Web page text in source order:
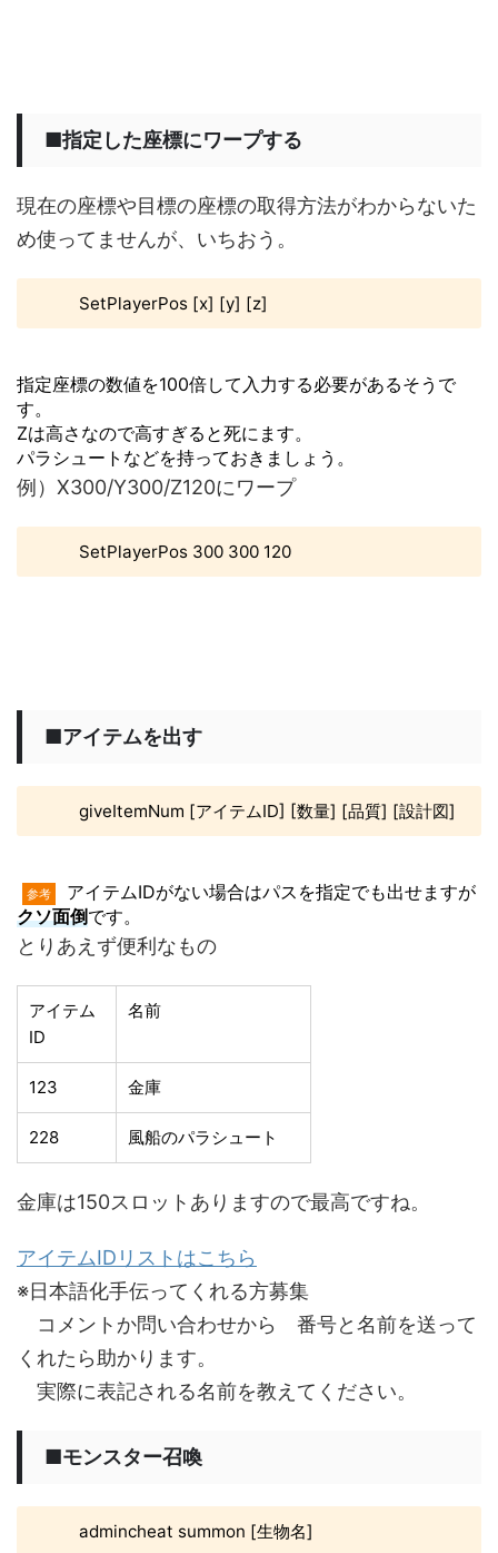
■指定した座標にワープする
現在の座標や目標の座標の取得方法がわからないた
め使ってませんが、いちおう。
SetPlayerPos [x] [y] [z]
指定座標の数値を100倍して入力する必要があるそうで
す。
Zは高さなので高すぎると死にます。
パラシュートなどを持っておきましょう。
例）X300/Y300/Z120にワープ
SetPlayerPos 300 300 120
■アイテムを出す
giveItemNum [アイテムID] [数量] [品質] [設計図]
参考
アイテムIDがない場合はパスを指定でも出せますが
クソ面倒です。
とりあえず便利なもの
アイテム
ID
名前
123 金庫
228 風船のパラシュート
金庫は150スロットありますので最高ですね。
アイテムIDリストはこちら
※日本語化手伝ってくれる方募集
コメントか問い合わせから 番号と名前を送って
くれたら助かります。
実際に表記される名前を教えてください。
■モンスター召喚
admincheat summon [生物名]